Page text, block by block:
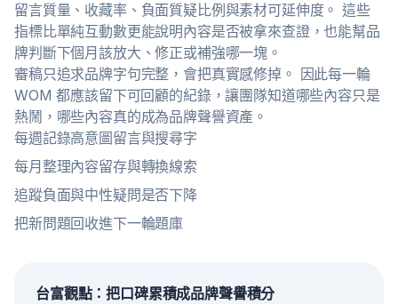
留言質量、收藏率、負面質疑比例與素材可延伸度。 這些
指標比單純互動數更能說明內容是否被拿來查證，也能幫品
牌判斷下個月該放大、修正或補強哪一塊。
審稿只追求品牌字句完整，會把真實感修掉。 因此每一輪
WOM 都應該留下可回顧的紀錄，讓團隊知道哪些內容只是
熱鬧，哪些內容真的成為品牌聲譽資產。
每週記錄高意圖留言與搜尋字
每月整理內容留存與轉換線索
追蹤負面與中性疑問是否下降
把新問題回收進下一輪題庫
台富觀點：把口碑累積成品牌聲譽積分